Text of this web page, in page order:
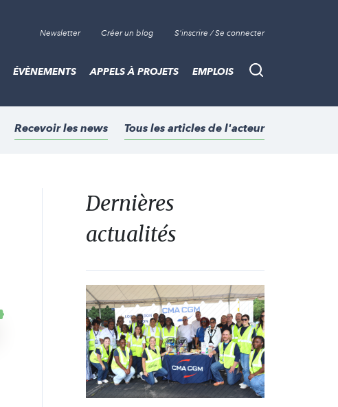
Newsletter Créer un blog S'inscrire / Se connecter
Recherche
ÉVÈNEMENTS APPELS À PROJETS EMPLOIS
Recevoir les news Tous les articles de l'acteur
Dernières
actualités